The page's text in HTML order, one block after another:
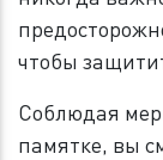
чтобы
Соблюдая
памятке, вы